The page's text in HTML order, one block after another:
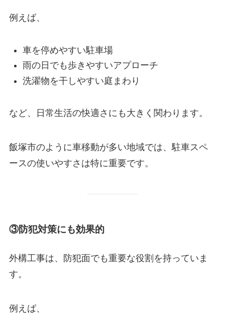
例えば、
車を停めやすい駐車場
雨の日でも歩きやすいアプローチ
洗濯物を干しやすい庭まわり
など、日常生活の快適さにも大きく関わります。
飯塚市のように車移動が多い地域では、駐車スペ
ースの使いやすさは特に重要です。
③防犯対策にも効果的
外構工事は、防犯面でも重要な役割を持っていま
す。
例えば、